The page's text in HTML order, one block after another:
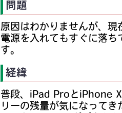
問題
原因はわかりませんが、
電源を入れてもすぐに落
す。
経緯
普段、iPad ProとiPhone
リーの残量が気になって